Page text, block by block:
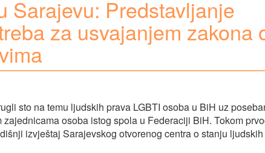
Sarajevu: Predstavljanje
za usvajanjem zakona
sto na temu ljudskih prava LGBTI osoba u BiH uz
osoba istog spola u Federaciji BiH. Tokom
izvještaj Sarajevskog otvorenog centra o stanju ljudskih